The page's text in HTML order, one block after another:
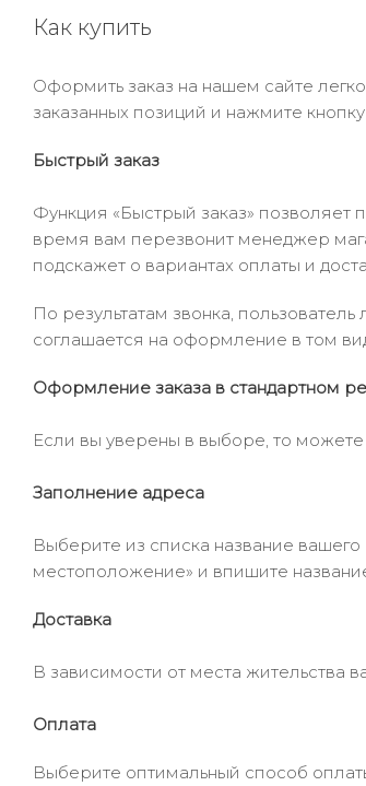
Как купить
Оформить заказ на нашем сайте
заказанных позиций и нажмите
Быстрый заказ
Функция «Быстрый заказ»
время вам перезвонит менеджер
подскажет о вариантах оплаты и
По результатам звонка,
соглашается на оформление в том
Оформление заказа в стандартном
Если вы уверены в выборе, то
Заполнение адреса
Выберите из списка название
местоположение» и впишите
Доставка
В зависимости от места жительства
Оплата
Выберите оптимальный способ